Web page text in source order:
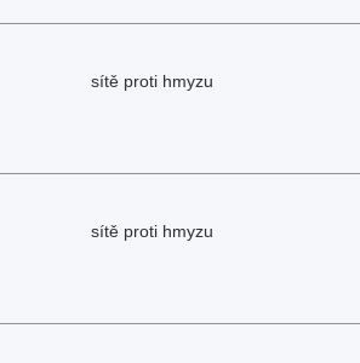
sítě proti hmyzu
sítě proti hmyzu